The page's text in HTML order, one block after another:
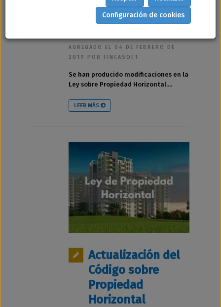
Propiedad
AGREGADO EL 04 DE FEBRERO DE
2019 POR FINCASOFT
Se han producido modificaciones en la
Ley sobre Propiedad Horizontal....
LEER MÁS
Actualización del
Código sobre
Propiedad
Horizontal
Configuración de cookies